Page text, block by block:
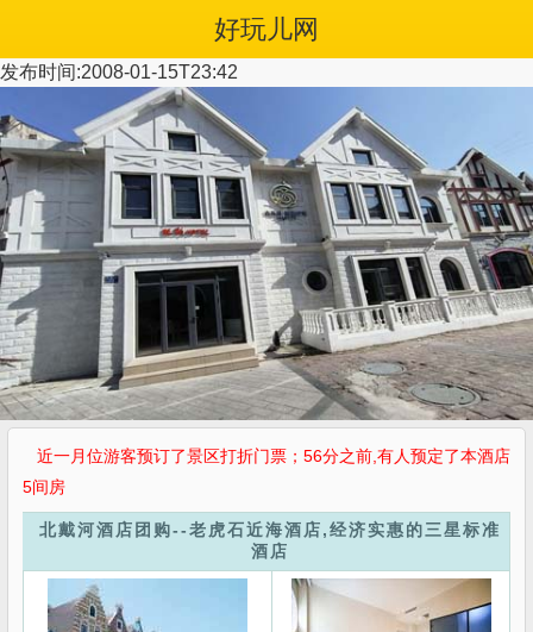
好玩儿网
发布时间:2008-01-15T23:42
近一月 位游客预订了景区打折门票；56分之前,有人预定了本酒店
5间房
北戴河酒店团购--老虎石近海酒店,经济实惠的三星标准
酒店